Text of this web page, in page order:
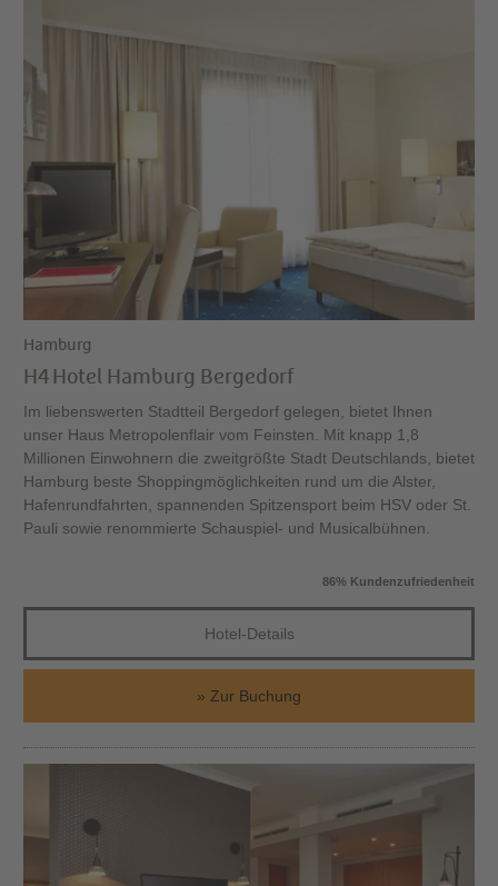
Hamburg
H4 Hotel Hamburg Bergedorf
Im liebenswerten Stadtteil Bergedorf gelegen, bietet Ihnen
unser Haus Metropolenflair vom Feinsten. Mit knapp 1,8
Millionen Einwohnern die zweitgrößte Stadt Deutschlands, bietet
Hamburg beste Shoppingmöglichkeiten rund um die Alster,
Hafenrundfahrten, spannenden Spitzensport beim HSV oder St.
Pauli sowie renommierte Schauspiel- und Musicalbühnen.
86% Kundenzufriedenheit
Hotel-Details
Zur Buchung